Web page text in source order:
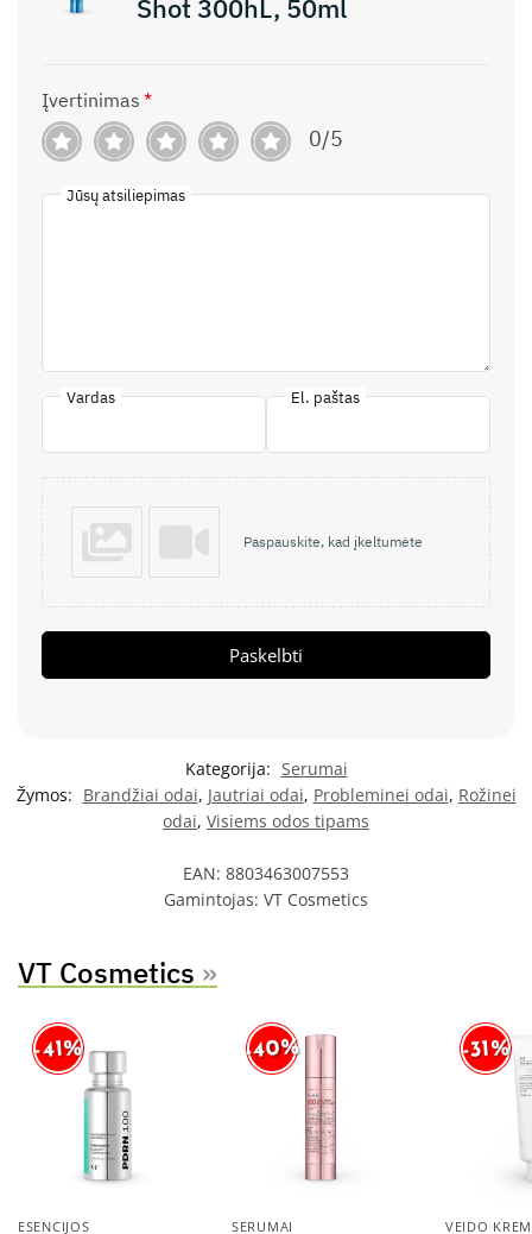
Shot 300hL, 50ml
Įvertinimas *
0/5
Jūsų atsiliepimas
Vardas El. paštas
Paspauskite, kad įkeltumėte
Paskelbti
Kategorija: Serumai
Žymos: Brandžiai odai, Jautriai odai, Probleminei odai, Rožinei
odai, Visiems odos tipams
EAN: 8803463007553
Gamintojas: VT Cosmetics
VT Cosmetics »
-41%
ESENCIJOS
-40%
SERUMAI
-31%
VEIDO